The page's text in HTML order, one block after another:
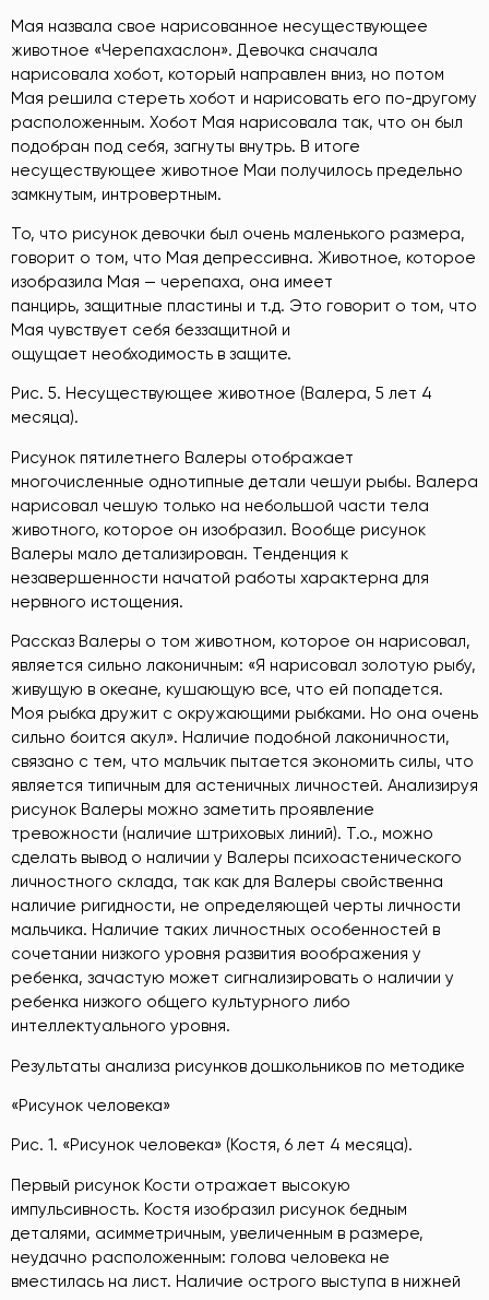
Мая назвала свое нарисованное несуществующее
животное «Черепахаслон». Девочка сначала
нарисовала хобот, который направлен вниз, но потом
Мая решила стереть хобот и нарисовать его по-другому
расположенным. Хобот Мая нарисовала так, что он был
подобран под себя, загнуты внутрь. В итоге
несуществующее животное Маи получилось предельно
замкнутым, интровертным.
То, что рисунок девочки был очень маленького размера,
говорит о том, что Мая депрессивна. Животное, которое
изобразила Мая — черепаха, она имеет
панцирь, защитные пластины и т.д. Это говорит о том, что
Мая чувствует себя беззащитной и
ощущает необходимость в защите.
Рис. 5. Несуществующее животное (Валера, 5 лет 4
месяца).
Рисунок пятилетнего Валеры отображает
многочисленные однотипные детали чешуи рыбы. Валера
нарисовал чешую только на небольшой части тела
животного, которое он изобразил. Вообще рисунок
Валеры мало детализирован. Тенденция к
незавершенности начатой работы характерна для
нервного истощения.
Рассказ Валеры о том животном, которое он нарисовал,
является сильно лаконичным: «Я нарисовал золотую рыбу,
живущую в океане, кушающую все, что ей попадется.
Моя рыбка дружит с окружающими рыбками. Но она очень
сильно боится акул». Наличие подобной лаконичности,
связано с тем, что мальчик пытается экономить силы, что
является типичным для астеничных личностей. Анализируя
рисунок Валеры можно заметить проявление
тревожности (наличие штриховых линий). Т.о., можно
сделать вывод о наличии у Валеры психоастенического
личностного склада, так как для Валеры свойственна
наличие ригидности, не определяющей черты личности
мальчика. Наличие таких личностных особенностей в
сочетании низкого уровня развития воображения у
ребенка, зачастую может сигнализировать о наличии у
ребенка низкого общего культурного либо
интеллектуального уровня.
Результаты анализа рисунков дошкольников по методике
«Рисунок человека»
Рис. 1. «Рисунок человека» (Костя, 6 лет 4 месяца).
Первый рисунок Кости отражает высокую
импульсивность. Костя изобразил рисунок бедным
деталями, асимметричным, увеличенным в размере,
неудачно расположенным: голова человека не
вместилась на лист. Наличие острого выступа в нижней